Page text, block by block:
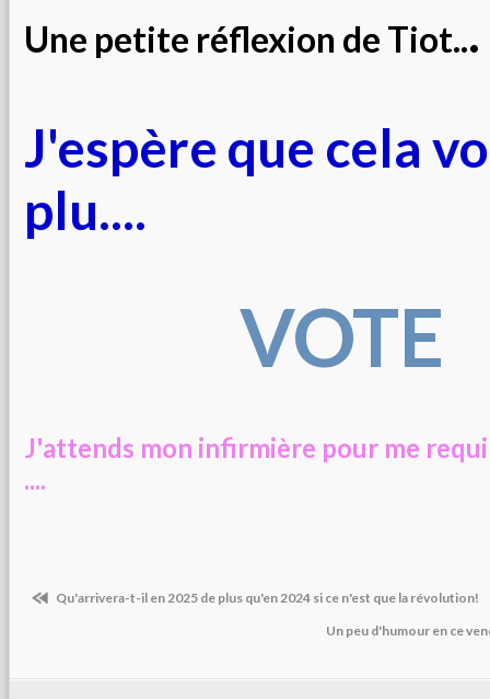
Une petite réflexion de Tiot...
J'espère que cela
plu....
VOTE
J'attends mon infirmière pour me
....
Qu'arrivera-t-il en 2025 de plus qu'en 2024 si ce n'est que la révolution!
Un peu d'humour en ce